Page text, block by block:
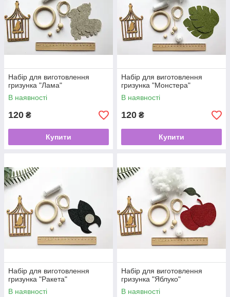
Набір для виготовлення
гризунка "Лама"
В наявності
120 ₴
Купити
Набір для виготовлення
гризунка "Монстера"
В наявності
120 ₴
Купити
Набір для виготовлення
гризунка "Ракета"
В наявності
Набір для виготовлення
гризунка "Яблуко"
В наявності